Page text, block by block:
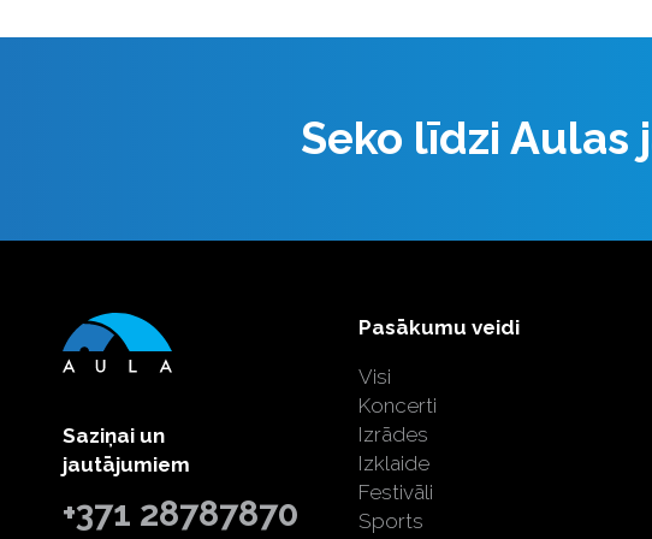
Seko līdzi Aulas
Saziņai un
jautājumiem
+371 28787870
Pasākumu veidi
Visi
Koncerti
Izrādes
Izklaide
Festivāli
Sports